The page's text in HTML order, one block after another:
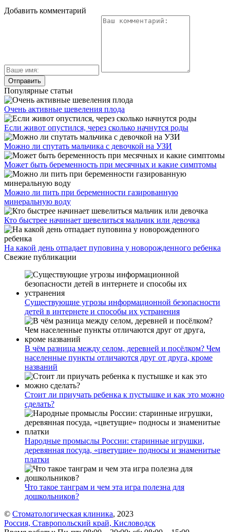
Добавить комментарий
Популярные статьи
Очень активные шевеления плода
Если живот опустился, через сколько начнутся роды
Можно ли спутать мальчика с девочкой на УЗИ
Может быть беременность при месячных и какие симптомы
Можно ли пить при беременности газированную
минеральную воду
Кто быстрее начинает шевелиться мальчик или девочка
На какой день отпадает пуповина у новорожденного ребенка
Свежие публикации
Существующие угрозы информационной безопасности
детей в интернете и способы их устранения
В чём разница между селом, деревней и посёлком? Чем
населенные пункты отличаются друг от друга, кроме
названий
Стоит ли приучать ребенка к пустышке и как это можно
сделать?
Народные промыслы России: старинные игрушки,
деревянная посуда, «цветущие» подносы и знаменитые
платки
Что такое танграм и чем эта игра полезна для
дошкольников?
© Стоматологическая клиника, 2023
Россия, Ставропольский край, Кисловодск